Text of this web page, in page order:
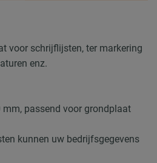
voor schrijflijsten, ter markering
enz.
passend voor grondplaat
kunnen uw bedrijfsgegevens